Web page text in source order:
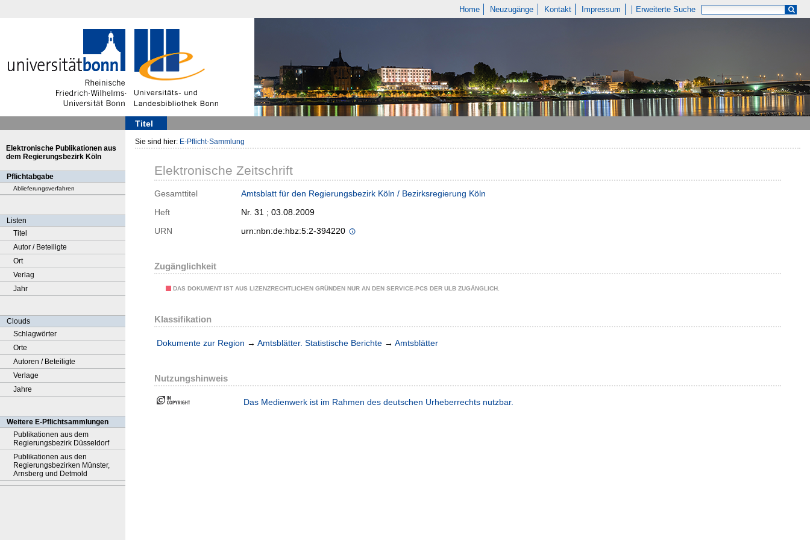
Home Neuzugänge Kontakt Impressum Erweiterte Suche
Titel
Elektronische Publikationen aus
dem Regierungsbezirk Köln
Pflichtabgabe
Ablieferungsverfahren
Listen
Titel
Autor / Beteiligte
Ort
Verlag
Jahr
Clouds
Schlagwörter
Orte
Autoren / Beteiligte
Verlage
Jahre
Weitere E-Pflichtsammlungen
Publikationen aus dem
Regierungsbezirk Düsseldorf
Publikationen aus den
Regierungsbezirken Münster,
Arnsberg und Detmold
Sie sind hier: E-Pflicht-Sammlung
Elektronische Zeitschrift
Gesamttitel
Amtsblatt für den Regierungsbezirk Köln / Bezirksregierung Köln
Heft
Nr. 31 ; 03.08.2009
URN
urn:nbn:de:hbz:5:2-394220
Zugänglichkeit
DAS DOKUMENT IST AUS LIZENZRECHTLICHEN GRÜNDEN NUR AN DEN SERVICE-PCS DER ULB ZUGÄNGLICH.
Klassifikation
Dokumente zur Region → Amtsblätter. Statistische Berichte → Amtsblätter
Nutzungshinweis
Das Medienwerk ist im Rahmen des deutschen Urheberrechts nutzbar.